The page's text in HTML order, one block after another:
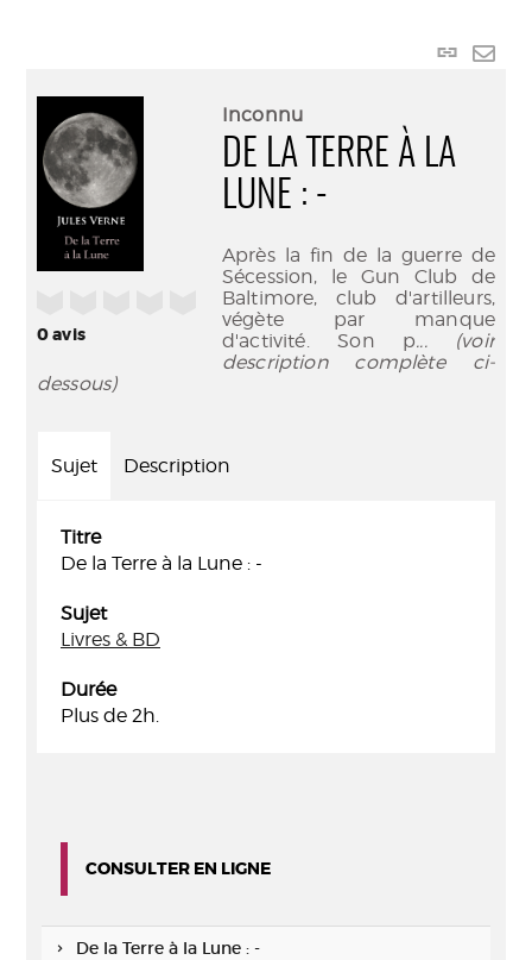
Lien
0avis
Inconnu
DE LA TERRE À LA
LUNE : -
Après la fin de la guerre de
Sécession, le Gun Club de
Baltimore, club d'artilleurs,
végète par manque
d'activité. Son p... (voir
description complète ci-
dessous)
Sujet Description
Titre
De la Terre à la Lune : -
Sujet
Livres & BD
Durée
Plus de 2h.
CONSULTER EN LIGNE
De la Terre à la Lune : -